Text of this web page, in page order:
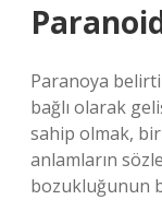
Paranoya
bağlı olarak
sahip olmak,
anlamların
bozukluğunun